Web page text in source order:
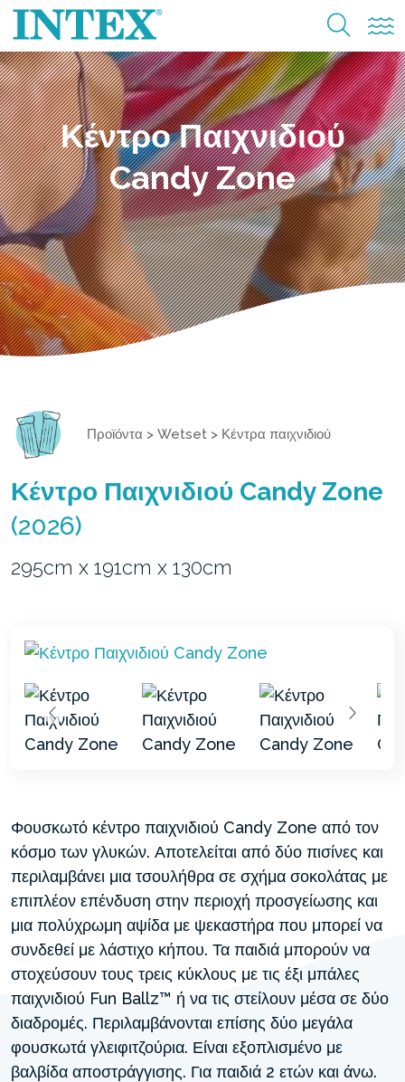
Κέντρο Παιχνιδιού
Candy Zone
Προϊόντα > Wetset > Κέντρα παιχνιδιού
Κέντρο Παιχνιδιού Candy Zone
(2026)
295cm x 191cm x 130cm
Φουσκωτό κέντρο παιχνιδιού Candy Zone από τον
κόσμο των γλυκών. Αποτελείται από δύο πισίνες και
περιλαμβάνει μια τσουλήθρα σε σχήμα σοκολάτας με
επιπλέον επένδυση στην περιοχή προσγείωσης και
μια πολύχρωμη αψίδα με ψεκαστήρα που μπορεί να
συνδεθεί με λάστιχο κήπου. Τα παιδιά μπορούν να
στοχεύσουν τους τρεις κύκλους με τις έξι μπάλες
παιχνιδιού Fun Ballz™ ή να τις στείλουν μέσα σε δύο
διαδρομές. Περιλαμβάνονται επίσης δύο μεγάλα
φουσκωτά γλειφιτζούρια. Είναι εξοπλισμένο με
βαλβίδα αποστράγγισης. Για παιδιά 2 ετών και άνω.